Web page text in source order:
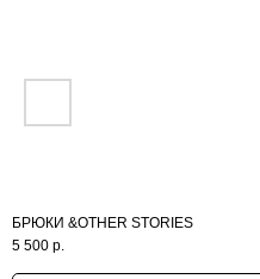
БРЮКИ &OTHER STORIES
5 500 р.